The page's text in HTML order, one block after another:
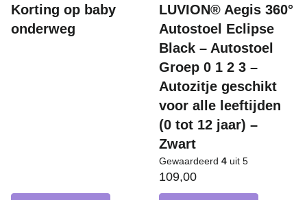
Korting op baby
onderweg
LUVION® Aegis 360°
Autostoel Eclipse
Black – Autostoel
Groep 0 1 2 3 –
Autozitje geschikt
voor alle leeftijden
(0 tot 12 jaar) –
Zwart
Gewaardeerd 4 uit 5
109,00